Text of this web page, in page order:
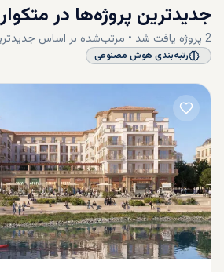
جدیدترین پروژه‌ها در
2 پروژه یافت شد • مرتب‌شده بر اساس
رتبه‌بندی هوش مصنوعی